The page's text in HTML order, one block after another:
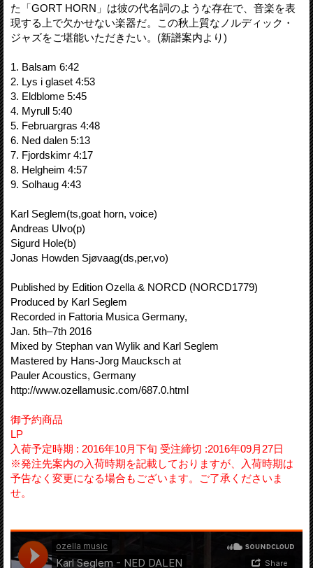
た「GORT HORN」は彼の代名詞のような存在で、音楽を表
現する上で欠かせない楽器だ。この秋上質なノルディック・
ジャズをご堪能いただきたい。(新譜案内より)
1. Balsam 6:42
2. Lys i glaset 4:53
3. Eldblome 5:45
4. Myrull 5:40
5. Februargras 4:48
6. Ned dalen 5:13
7. Fjordskimr 4:17
8. Helgheim 4:57
9. Solhaug 4:43
Karl Seglem(ts,goat horn, voice)
Andreas Ulvo(p)
Sigurd Hole(b)
Jonas Howden Sjøvaag(ds,per,vo)
Published by Edition Ozella & NORCD (NORCD1779)
Produced by Karl Seglem
Recorded in Fattoria Musica Germany,
Jan. 5th–7th 2016
Mixed by Stephan van Wylik and Karl Seglem
Mastered by Hans-Jorg Maucksch at
Pauler Acoustics, Germany
http://www.ozellamusic.com/687.0.html
御予約商品
LP
入荷予定時期 : 2016年10月下旬 受注締切 :2016年09月27日
※発注先案内の入荷時期を記載しておりますが、入荷時期は
予告なく変更になる場合もございます。ご了承くださいま
せ。